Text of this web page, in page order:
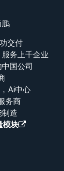
鹏
交付
务上千企业
国公司
Ai中心
务商
造
模块